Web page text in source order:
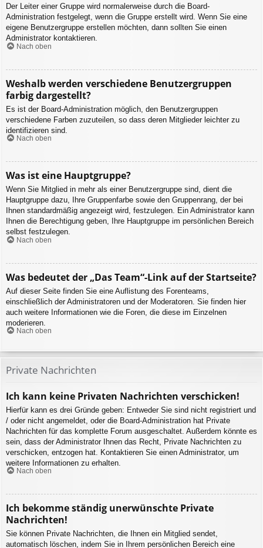
Der Leiter einer Gruppe wird normalerweise durch die Board-
Administration festgelegt, wenn die Gruppe erstellt wird. Wenn Sie eine
eigene Benutzergruppe erstellen möchten, dann sollten Sie einen
Administrator kontaktieren.
Nach oben
Weshalb werden verschiedene Benutzergruppen
farbig dargestellt?
Es ist der Board-Administration möglich, den Benutzergruppen
verschiedene Farben zuzuteilen, so dass deren Mitglieder leichter zu
identifizieren sind.
Nach oben
Was ist eine Hauptgruppe?
Wenn Sie Mitglied in mehr als einer Benutzergruppe sind, dient die
Hauptgruppe dazu, Ihre Gruppenfarbe sowie den Gruppenrang, der bei
Ihnen standardmäßig angezeigt wird, festzulegen. Ein Administrator kann
Ihnen die Berechtigung geben, Ihre Hauptgruppe im persönlichen Bereich
selbst festzulegen.
Nach oben
Was bedeutet der „Das Team“-Link auf der Startseite?
Auf dieser Seite finden Sie eine Auflistung des Forenteams,
einschließlich der Administratoren und der Moderatoren. Sie finden hier
auch weitere Informationen wie die Foren, die diese im Einzelnen
moderieren.
Nach oben
Private Nachrichten
Ich kann keine Privaten Nachrichten verschicken!
Hierfür kann es drei Gründe geben: Entweder Sie sind nicht registriert und
/ oder nicht angemeldet, oder die Board-Administration hat Private
Nachrichten für das komplette Forum ausgeschaltet. Außerdem könnte es
sein, dass der Administrator Ihnen das Recht, Private Nachrichten zu
verschicken, entzogen hat. Kontaktieren Sie einen Administrator, um
weitere Informationen zu erhalten.
Nach oben
Ich bekomme ständig unerwünschte Private
Nachrichten!
Sie können Private Nachrichten, die Ihnen ein Mitglied sendet,
automatisch löschen, indem Sie in Ihrem persönlichen Bereich eine